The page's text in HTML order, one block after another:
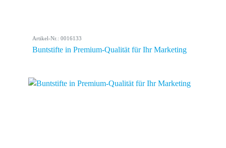
Artikel-Nr.: 0016133
Buntstifte in Premium-Qualität für Ihr Marketing